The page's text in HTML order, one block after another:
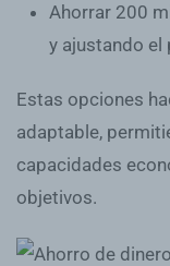
Ahorrar 200
y ajustando el
Estas opciones
adaptable,
capacidades
objetivos.